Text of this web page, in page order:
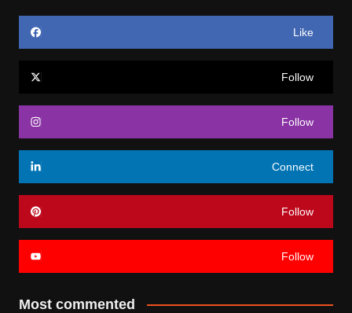
Like
Follow
Follow
Connect
Follow
Follow
Most commented